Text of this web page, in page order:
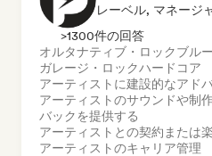
>1300件の回答
オルタナティブ・ロックブル
ガレージ・ロックハードコア
アーティストに建設的なアド
アーティストのサウンドや制
バックを提供する
アーティストとの契約または
アーティストのキャリア管理